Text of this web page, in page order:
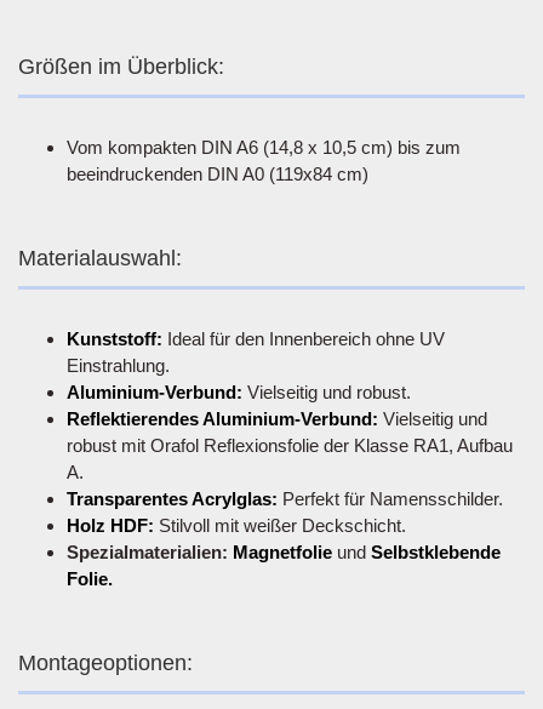
Größen im Überblick:
Vom kompakten DIN A6 (14,8 x 10,5 cm) bis zum
beeindruckenden DIN A0 (119x84 cm)
Materialauswahl:
Kunststoff: Ideal für den Innenbereich ohne UV
Einstrahlung.
Aluminium-Verbund: Vielseitig und robust.
Reflektierendes Aluminium-Verbund: Vielseitig und
robust mit Orafol Reflexionsfolie der Klasse RA1, Aufbau
A.
Transparentes Acrylglas: Perfekt für Namensschilder.
Holz HDF: Stilvoll mit weißer Deckschicht.
Spezialmaterialien: Magnetfolie und Selbstklebende
Folie.
Montageoptionen: